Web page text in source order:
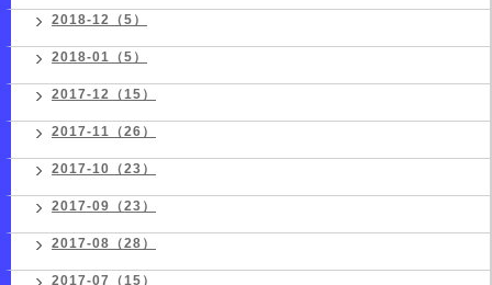
2018-12（5）
2018-01（5）
2017-12（15）
2017-11（26）
2017-10（23）
2017-09（23）
2017-08（28）
2017-07（15）